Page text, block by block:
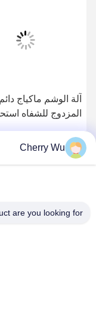
آلة الوشم ماكياج
المزدوج للشفاه
احصل على
Cherry Wu
are you looking for?